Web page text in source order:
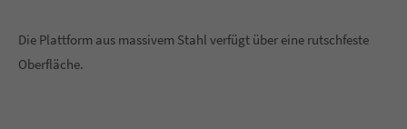
Die Plattform aus massivem Stahl verfügt über eine rutschfeste
Oberfläche.